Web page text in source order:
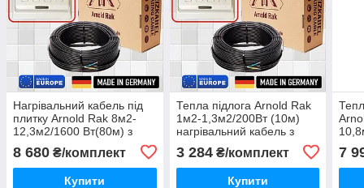
Нагрівальний кабель під
плитку Arnold Rak 8м2-
12,3м2/1600 Вт(80м) з
терморегулятором E51
8 680 ₴/комплект
Купити
Тепла підлога Arnold Rak
1м2-1,3м2/200Вт (10м)
нагрівальний кабель з
терморегулятором E51
Детальніше: https://teplom
3 284₴/комплект
Купити
7